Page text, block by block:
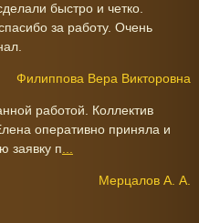
быстро и четко.
за работу. Очень
Филиппова Вера Викторовна
работой. Коллектив
оперативно приняла и
заявку п...
Мерцалов А. А.